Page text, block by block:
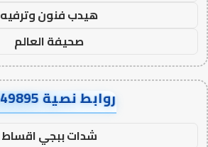
هيدب فنون وترفيه
صحيفة العالم
روابط نصية AA49895
شدات ببجي اقساط